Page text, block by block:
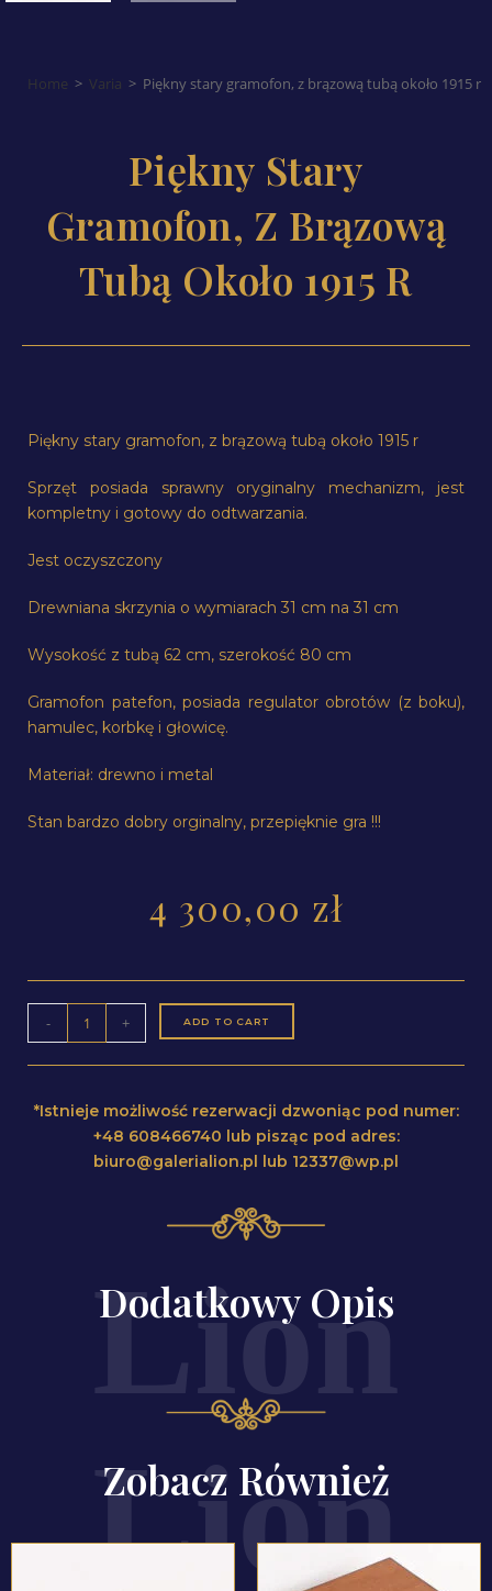
Home > Varia > Piękny stary gramofon, z brązową tubą około 1915 r
Piękny Stary
Gramofon, Z Brązową
Tubą Około 1915 R
Piękny stary gramofon, z brązową tubą około 1915 r
Sprzęt posiada sprawny oryginalny mechanizm, jest
kompletny i gotowy do odtwarzania.
Jest oczyszczony
Drewniana skrzynia o wymiarach 31 cm na 31 cm
Wysokość z tubą 62 cm, szerokość 80 cm
Gramofon patefon, posiada regulator obrotów (z boku),
hamulec, korbkę i głowicę.
Materiał: drewno i metal
Stan bardzo dobry orginalny, przepięknie gra !!!
4 300,00 zł
- + ADD TO CART
*Istnieje możliwość rezerwacji dzwoniąc pod numer:
+48 608466740 lub pisząc pod adres:
biuro@galerialion.pl lub 12337@wp.pl
Dodatkowy Opis
Zobacz Również